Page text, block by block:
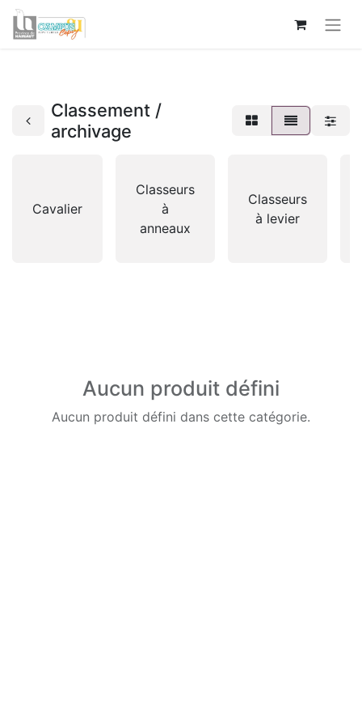
Classement /
archivage
Cavalier
Classeurs
à
anneaux
Classeurs
à levier
Aucun produit défini
Aucun produit défini dans cette catégorie.